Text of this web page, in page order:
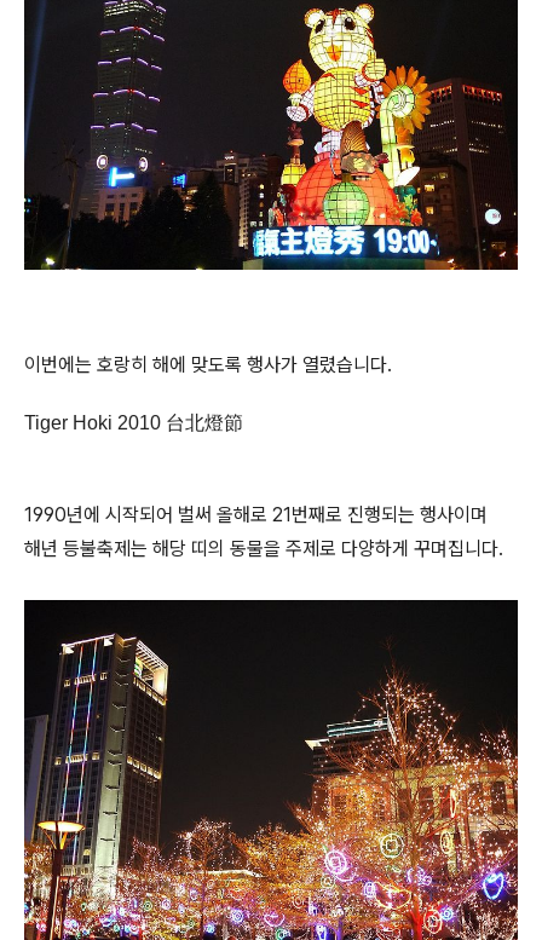
이번에는 호랑히 해에 맞도록 행사가 열렸습니다.
Tiger Hoki 2010 台北燈節
1990년에 시작되어 벌써 올해로 21번째로 진행되는 행사이며
해년 등불축제는 해당 띠의 동물을 주제로 다양하게 꾸며집니다.